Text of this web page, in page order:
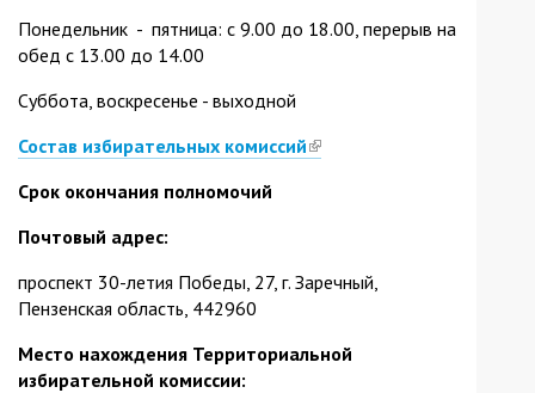
Понедельник - пятница: с 9.00 до 18.00, перерыв на
обед с 13.00 до 14.00
Суббота, воскресенье - выходной
Состав избирательных комиссий(link
Срок окончания полномочий
Почтовый адрес:
проспект 30-летия Победы, 27, г. Заречный,
Пензенская область, 442960
Место нахождения Территориальной
избирательной комиссии: